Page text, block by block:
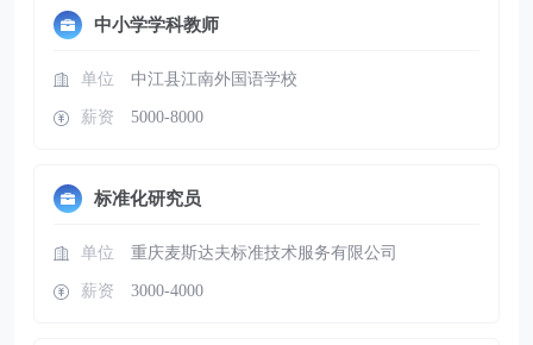
中小学学科教师
单位 中江县江南外国语学校
薪资 5000-8000
标准化研究员
单位 重庆麦斯达夫标准技术服务有限公司
薪资 3000-4000